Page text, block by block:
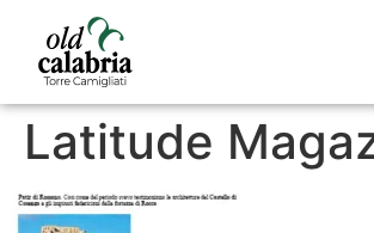
Latitude